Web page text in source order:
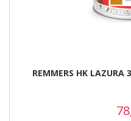
REMMERS HK LAZURA